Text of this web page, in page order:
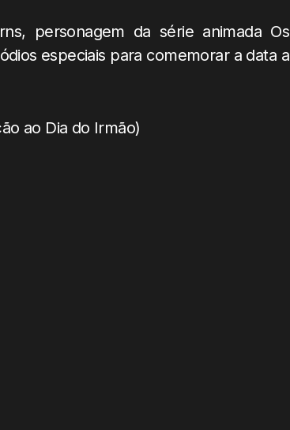
personagem da série animada Os
especiais para comemorar a data a
ao Dia do Irmão)